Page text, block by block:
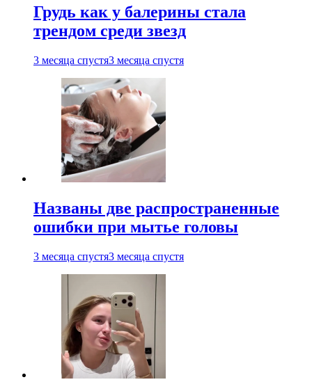
Грудь как у балерины стала
трендом среди звезд
3 месяца спустя3 месяца спустя
Названы две распространенные
ошибки при мытье головы
3 месяца спустя3 месяца спустя